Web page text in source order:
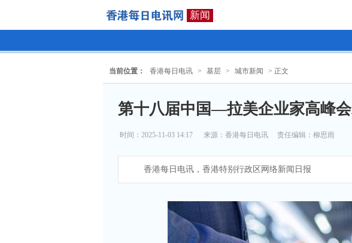
新闻
当前位置： 香港每日电讯 > 基层 > 城市新闻 > 正文
第十八届中国—拉美企业家高峰
时间：2025-11-03 14:17 来源： 香港每日电讯 责任编辑：柳思雨
香港每日电讯，香港特别行政区网络新闻日报